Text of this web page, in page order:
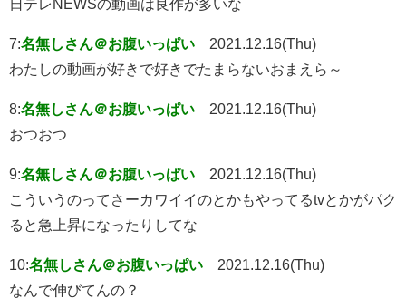
日テレNEWSの動画は良作が多いな
7:名無しさん＠お腹いっぱい
2021.12.16(Thu)
わたしの動画が好きで好きでたまらないおまえら～
8:名無しさん＠お腹いっぱい
2021.12.16(Thu)
おつおつ
9:名無しさん＠お腹いっぱい
2021.12.16(Thu)
こういうのってさーカワイイのとかもやってるtvとかがパク
ると急上昇になったりしてな
10:名無しさん＠お腹いっぱい
2021.12.16(Thu)
なんで伸びてんの？